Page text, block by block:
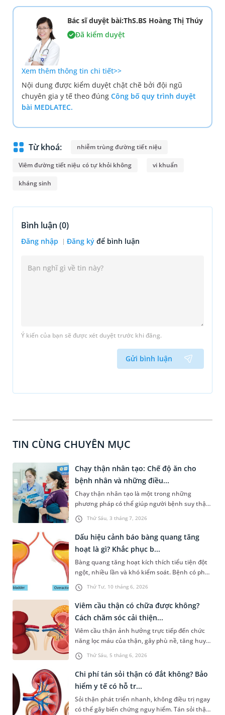
Bác sĩ duyệt bài:ThS.BS Hoàng Thị Thúy
Đã kiểm duyệt
Xem thêm thông tin chi tiết>>
Nội dung được kiểm duyệt chặt chẽ bởi đội ngũ
chuyên gia y tế theo đúng Công bố quy trình duyệt
bài MEDLATEC.
Từ khoá: nhiễm trùng đường tiết niệu
Viêm đường tiết niệu có tự khỏi không vi khuẩn
kháng sinh
Bình luận (0)
Đăng nhập Đăng ký để bình luận
Ý kiến của bạn sẽ được xét duyệt trước khi đăng.
Gửi bình luận
TIN CÙNG CHUYÊN MỤC
Thứ Sáu, 3 tháng 7, 2026
Chạy thận nhân tạo: Chế độ ăn cho
bệnh nhân và những điều...
Chạy thận nhân tạo là một trong những
phương pháp có thể giúp người bệnh suy thận
mạn tính ở giai đoạn cuối có thể kéo dài cuộc
sống và tăng chất lượng sống đáng kể. Bài viết
dưới đây là một số thông tin cơ bản về phương
pháp điều trị này và những lưu ý về chế độ ăn
dành cho người bệnh để đảm bảo hiệu quả
chạy thận và phòng ngừa tai biến nghiêm
trọng.
Thứ Tư, 10 tháng 6, 2026
Dấu hiệu cảnh báo bàng quang tăng
hoạt là gì? Khắc phục b...
Bàng quang tăng hoạt kích thích tiểu tiện đột
ngột, nhiều lần và khó kiểm soát. Bệnh có phổ
biến hơn ở người ở độ tuổi trung niên và cao
tuổi. Vậy dấu hiệu của bàng quang tăng hoạt là
gì, khắc phục bằng phương pháp nào? Bạn có
thể tìm hiểu chi tiết vấn đề liên quan qua
những chia sẻ dưới đây.
Thứ Sáu, 5 tháng 6, 2026
Viêm cầu thận có chữa được không?
Cách chăm sóc cải thiện...
Viêm cầu thận ảnh hưởng trực tiếp đến chức
năng lọc máu của thận, gây phù nề, tăng huyết
áp, tiểu ra máu,... thậm chí dẫn đến suy thận
nếu không điều trị kịp thời. Vậy viêm cầu thận
có chữa được không? Bài viết dưới đây sẽ giúp
bạn hiểu rõ hơn về khả năng điều trị khỏi bệnh
và biết cách chăm sóc đúng để cải thiện sức
khỏe lâu dài.
Chi phí tán sỏi thận có đắt không? Bảo
hiểm y tế có hỗ tr...
Sỏi thận phát triển nhanh, không điều trị ngay
có thể gây biến chứng nguy hiểm. Tán sỏi thận